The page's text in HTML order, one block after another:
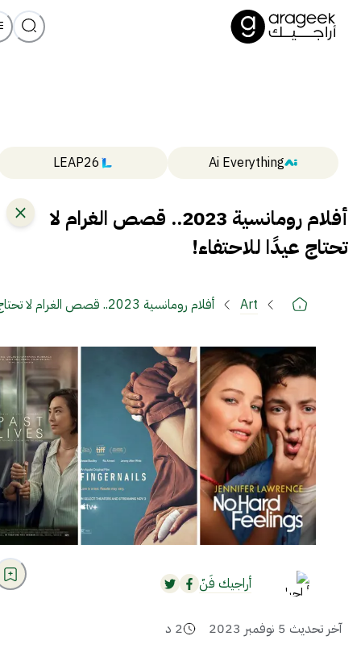
Ai Everything
LEAP26
أفلام رومانسية 2023.. قصص الغرام لا
تحتاج عيدًا للاحتفاء!
Art
أفلام رومانسية 2023.. قصص الغرام لا
أراجيك فَنّ
آخر تحديث 5 نوفمبر 2023 2 د